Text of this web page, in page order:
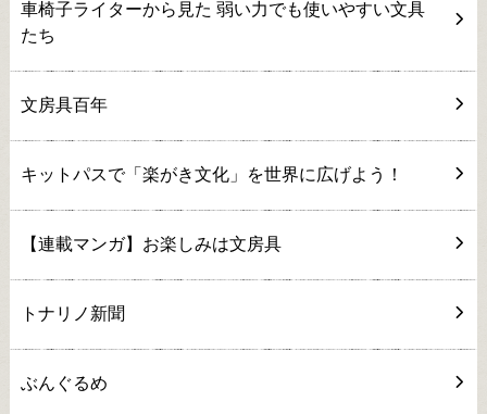
車椅子ライターから見た 弱い力でも使いやすい文具
たち
文房具百年
キットパスで「楽がき文化」を世界に広げよう！
【連載マンガ】お楽しみは文房具
トナリノ新聞
ぶんぐるめ